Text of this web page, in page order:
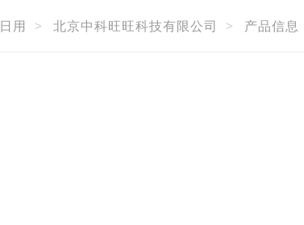
用 > 北京中科旺旺科技有限公司 > 产品信息